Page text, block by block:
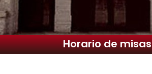
Horario de misas